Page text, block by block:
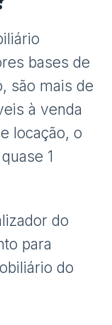
bases de
são mais de
à venda
locação, o
1
do
para
do